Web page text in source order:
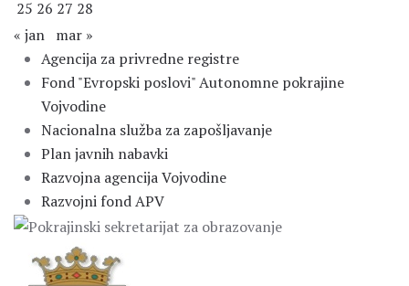
25 26 27 28
« jan mar »
Agencija za privredne registre
Fond "Evropski poslovi" Autonomne pokrajine
Vojvodine
Nacionalna služba za zapošljavanje
Plan javnih nabavki
Razvojna agencija Vojvodine
Razvojni fond APV